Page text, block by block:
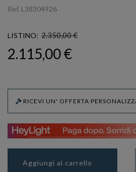
Ref. L38304926
LISTINO: 2.350,00 €
2.115,00 €
RICEVI UN' OFFERTA
Aggiungi al carrello